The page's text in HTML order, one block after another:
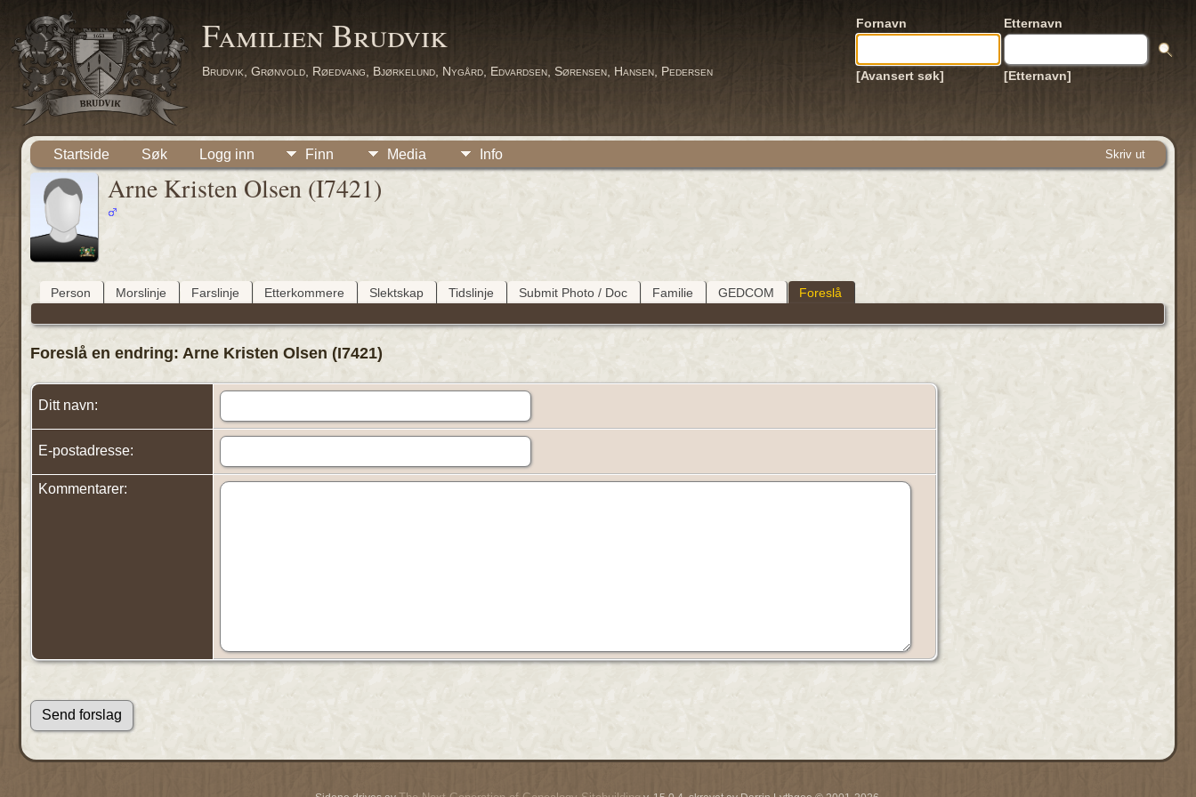
Familien Brudvik
Brudvik, Grønvold, Røedvang, Bjørkelund, Nygård, Edvardsen, Sørensen, Hansen, Pedersen
Fornavn Etternavn
[Avansert søk] [Etternavn]
Startside Søk Logg inn Finn Media Info Skriv ut
Arne Kristen Olsen (I7421)
Person Morslinje Farslinje Etterkommere Slektskap Tidslinje Submit Photo / Doc Familie GEDCOM Foreslå
Foreslå en endring: Arne Kristen Olsen (I7421)
Ditt navn:
E-postadresse:
Kommentarer: